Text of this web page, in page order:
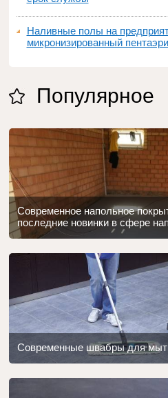
Наливные полы на
микронизированный
Популярное
Современное напольное
последние новинки в сфере
Современные швабры для